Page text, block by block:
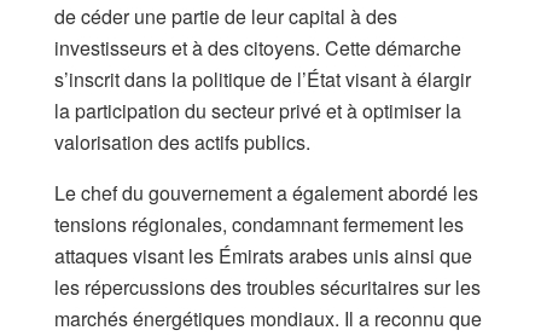
de céder une partie de leur capital à des
investisseurs et à des citoyens. Cette démarche
s’inscrit dans la politique de l’État visant à élargir
la participation du secteur privé et à optimiser la
valorisation des actifs publics.
Le chef du gouvernement a également abordé les
tensions régionales, condamnant fermement les
attaques visant les Émirats arabes unis ainsi que
les répercussions des troubles sécuritaires sur les
marchés énergétiques mondiaux. Il a reconnu que